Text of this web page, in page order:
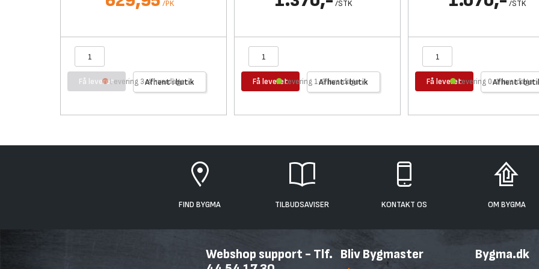
/PK
Få leveret Afhent i butik
Levering 3-4 hverdage
/STK
Få leveret Afhent i butik
Levering 1-2 hverdage
/STK
Få leveret Afhent i
Levering 0-1 hverdage
FIND BYGMA TILBUDSAVISER KONTAKT OS OM BYGMA
Webshop support - Tlf. Bliv Bygmaster Bygma.dk